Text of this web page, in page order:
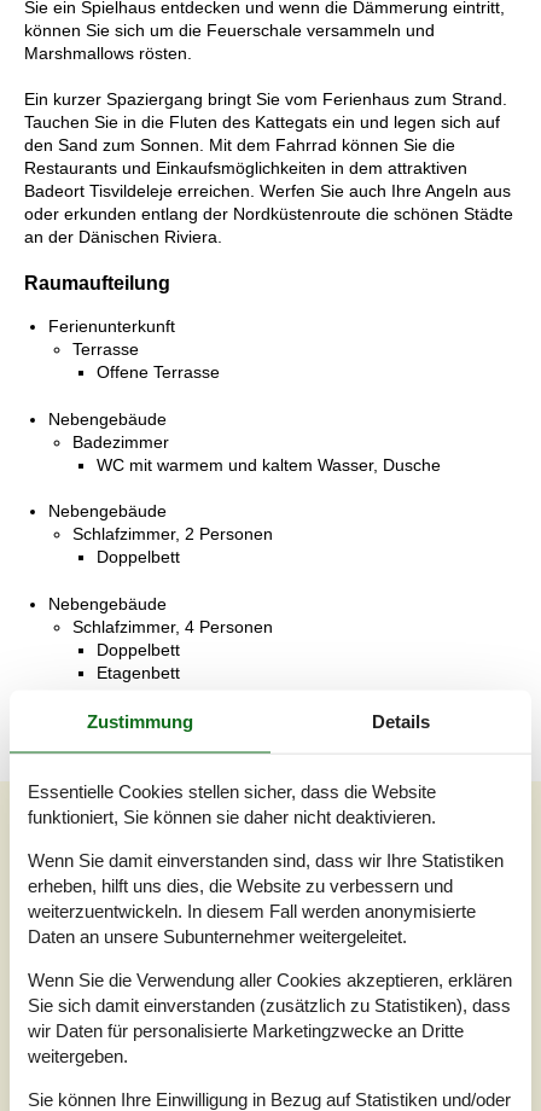
Sie ein Spielhaus entdecken und wenn die Dämmerung eintritt,
können Sie sich um die Feuerschale versammeln und
Marshmallows rösten.
Ein kurzer Spaziergang bringt Sie vom Ferienhaus zum Strand.
Tauchen Sie in die Fluten des Kattegats ein und legen sich auf
den Sand zum Sonnen. Mit dem Fahrrad können Sie die
Restaurants und Einkaufsmöglichkeiten in dem attraktiven
Badeort Tisvildeleje erreichen. Werfen Sie auch Ihre Angeln aus
oder erkunden entlang der Nordküstenroute die schönen Städte
an der Dänischen Riviera.
Raumaufteilung
Ferienunterkunft
Terrasse
Offene Terrasse
Nebengebäude
Badezimmer
WC mit warmem und kaltem Wasser, Dusche
Nebengebäude
Schlafzimmer, 2 Personen
Doppelbett
Nebengebäude
Schlafzimmer, 4 Personen
Doppelbett
Etagenbett
Externe Bewertungen
Unsere GästebewertungenExterne Bewertungen
3,0
1 externe Bewertung
3,0
Zustimmung Details
Essentielle Cookies stellen sicher, dass die Website
funktioniert, Sie können sie daher nicht deaktivieren.
Wenn Sie damit einverstanden sind, dass wir Ihre Statistiken
erheben, hilft uns dies, die Website zu verbessern und
weiterzuentwickeln. In diesem Fall werden anonymisierte
Daten an unsere Subunternehmer weitergeleitet.
Wenn Sie die Verwendung aller Cookies akzeptieren, erklären
Sie sich damit einverstanden (zusätzlich zu Statistiken), dass
wir Daten für personalisierte Marketingzwecke an Dritte
weitergeben.
Sie können Ihre Einwilligung in Bezug auf Statistiken und/oder